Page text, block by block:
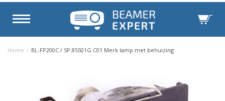
Home / BL-FP200C / SP.85S01G.C01 Merk lamp met behuizing